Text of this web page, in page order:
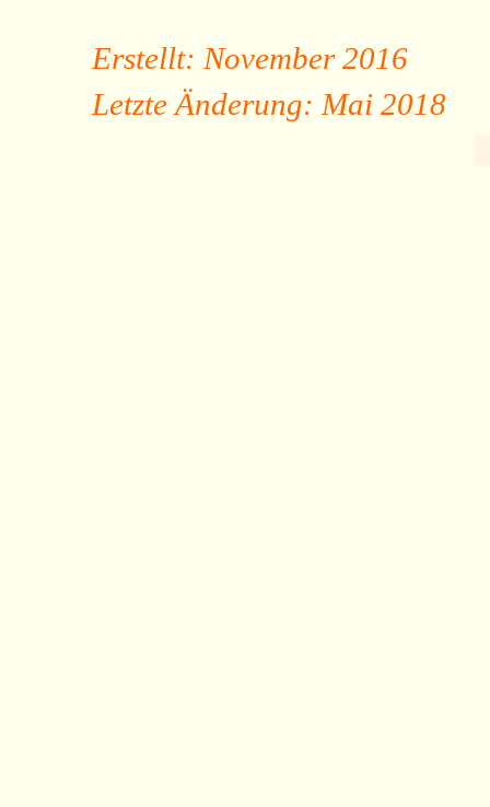
Erstellt: November 2016
Letzte Änderung: Mai 2018